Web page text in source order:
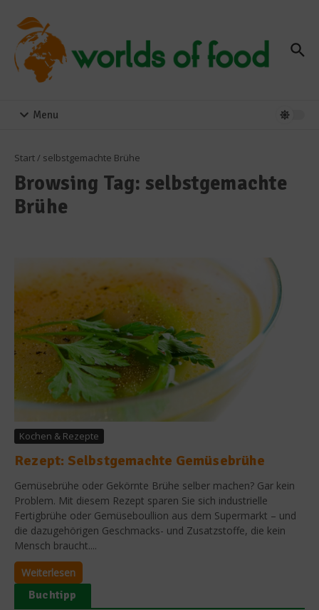
Menu
Start/ selbstgemachte Brühe
Browsing Tag: selbstgemachte
Brühe
Kochen & Rezepte
Rezept: Selbstgemachte Gemüsebrühe
Gemüsebrühe oder Gekörnte Brühe selber machen? Gar kein
Problem. Mit diesem Rezept sparen Sie sich industrielle
Fertigbrühe oder Gemüseboullion aus dem Supermarkt – und
die dazugehörigen Geschmacks- und Zusatzstoffe, die kein
Mensch braucht....
Weiterlesen
Buchtipp